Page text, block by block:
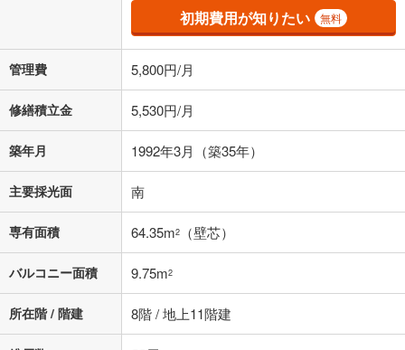
その他月額費用や、初期費用がかかります。ご注意ください。実際にお
借り入れの際は各金融機関等に、必ずご自身でご確認をお願いいたしま
不動産会社に購入相談をする
閉じる
初期費用が知りたい 無料
管理費 5,800円/月
修繕積立金 5,530円/月
築年月 1992年3月（築35年）
主要採光面 南
専有面積 64.35m2 （壁芯）
バルコニー面積 9.75m2
所在階 / 階建 8階 / 地上11階建